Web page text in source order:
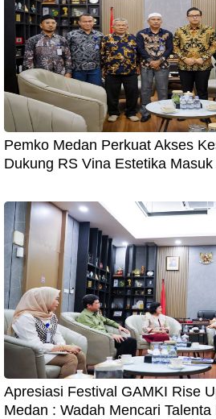
Pemko Medan Perkuat Akses
Dukung RS Vina Estetika
Apresiasi Festival GAMKI Rise
Medan : Wadah Mencari